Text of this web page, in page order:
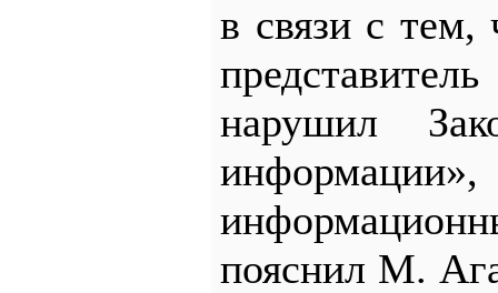
в связи с
нарушил
пояснил М.